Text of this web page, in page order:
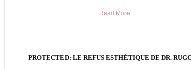
Read More
PROTECTED: LE REFUS ESTHÉTIQUE DE DR.